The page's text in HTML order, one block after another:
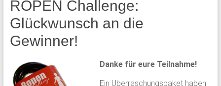
ROPEN Challenge:
Glückwunsch an die
Gewinner!
Danke für eure Teilnahme!
Ein Überraschungspaket haben